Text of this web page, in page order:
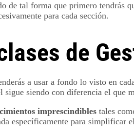
de tal forma que primero tendrás
para cada sección.
de
a usar a fondo lo visto en
siendo con diferencia el que
imprescindibles tales
específicamente para simplificar